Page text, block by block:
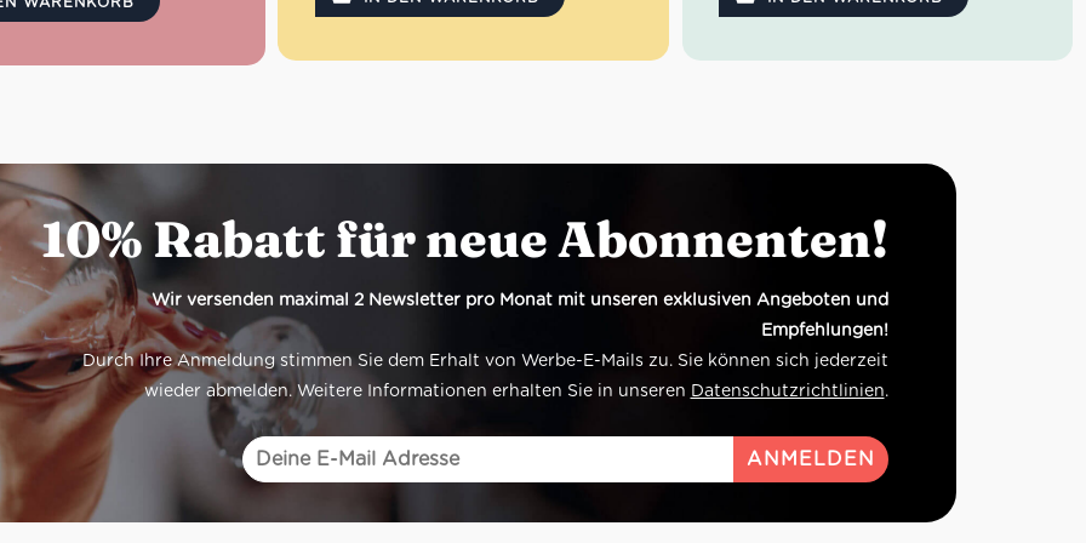
Eine authentische
und perfekte Konsistenz
g
100 % italienischer
Bronzegezogen für
Molise, Italien
10% Rabatt für neue Abonnenten!
Wir versenden maximal 2 Newsletter pro Monat mit unseren exklusiven Angeboten und
Empfehlungen!
Durch Ihre Anmeldung stimmen Sie dem Erhalt von Werbe-E-Mails zu. Sie können sich jederzeit
wieder abmelden. Weitere Informationen erhalten Sie in unseren Datenschutzrichtlinien.